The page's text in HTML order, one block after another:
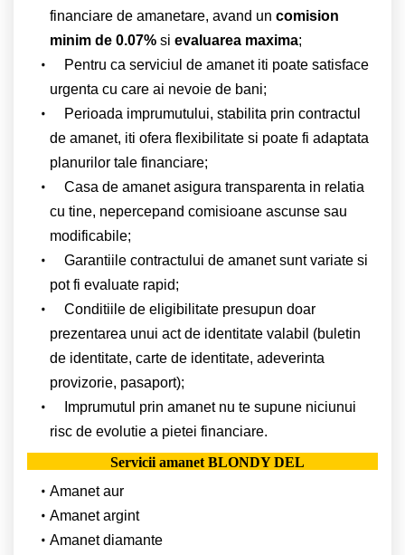
financiare de amanetare, avand un comision
minim de 0.07% si evaluarea maxima;
Pentru ca serviciul de amanet iti poate satisface
urgenta cu care ai nevoie de bani;
Perioada imprumutului, stabilita prin contractul
de amanet, iti ofera flexibilitate si poate fi adaptata
planurilor tale financiare;
Casa de amanet asigura transparenta in relatia
cu tine, nepercepand comisioane ascunse sau
modificabile;
Garantiile contractului de amanet sunt variate si
pot fi evaluate rapid;
Conditiile de eligibilitate presupun doar
prezentarea unui act de identitate valabil (buletin
de identitate, carte de identitate, adeverinta
provizorie, pasaport);
Imprumutul prin amanet nu te supune niciunui
risc de evolutie a pietei financiare.
Servicii amanet BLONDY DEL
Amanet aur
Amanet argint
Amanet diamante